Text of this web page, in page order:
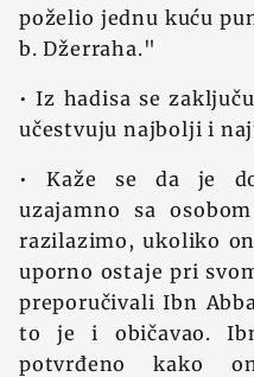
poželio jednu kuću
b. Džerraha."
• Iz hadisa se
učestvuju najbolji i
• Kaže se da je
uzajamno sa
razilazimo, ukoliko
uporno ostaje pri
preporučivali Ibn
to je i običavao.
potvrđeno kako